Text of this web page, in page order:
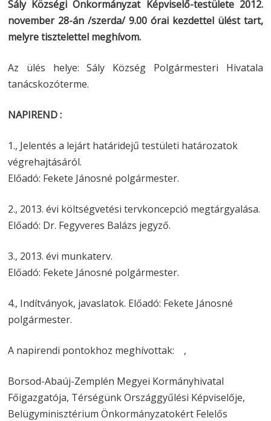
Sály Községi Önkormányzat Képviselő-testülete 2012.
november 28-án /szerda/ 9.00 órai kezdettel ülést tart,
melyre tisztelettel meghívom.
Az ülés helye: Sály Község Polgármesteri Hivatala
tanácskozóterme.
NAPIREND :
1., Jelentés a lejárt határidejű testületi határozatok
végrehajtásáról.
Előadó: Fekete Jánosné polgármester.
2., 2013. évi költségvetési tervkoncepció megtárgyalása.
Előadó: Dr. Fegyveres Balázs jegyző.
3., 2013. évi munkaterv.
Előadó: Fekete Jánosné polgármester.
4., Indítványok, javaslatok. Előadó: Fekete Jánosné
polgármester.
A napirendi pontokhoz meghívottak: ,
Borsod-Abaúj-Zemplén Megyei Kormányhivatal
Főigazgatója, Térségünk Országgyűlési Képviselője,
Belügyminisztérium Önkormányzatokért Felelős